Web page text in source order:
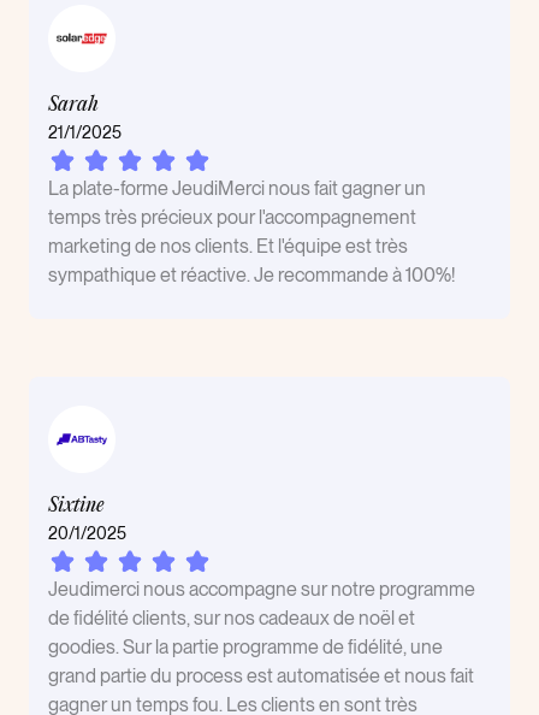
Sarah
21/1/2025
La plate-forme JeudiMerci nous fait gagner un
temps très précieux pour l'accompagnement
marketing de nos clients. Et l'équipe est très
sympathique et réactive. Je recommande à 100%!
Sixtine
20/1/2025
Jeudimerci nous accompagne sur notre programme
de fidélité clients, sur nos cadeaux de noël et
goodies. Sur la partie programme de fidélité, une
grand partie du process est automatisée et nous fait
gagner un temps fou. Les clients en sont très